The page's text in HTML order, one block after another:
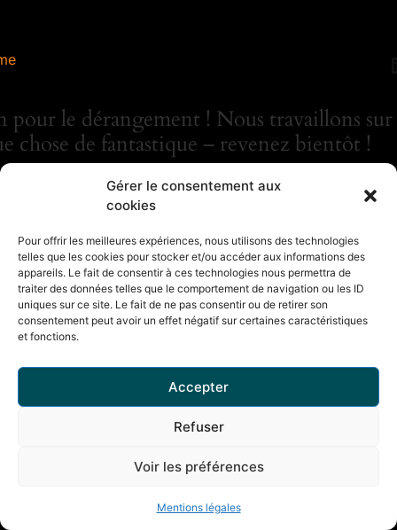
Gérer le consentement aux
cookies
Pour offrir les meilleures expériences, nous utilisons des technologies
telles que les cookies pour stocker et/ou accéder aux informations des
appareils. Le fait de consentir à ces technologies nous permettra de
traiter des données telles que le comportement de navigation ou les ID
uniques sur ce site. Le fait de ne pas consentir ou de retirer son
consentement peut avoir un effet négatif sur certaines caractéristiques
et fonctions.
Accepter
Refuser
Voir les préférences
Mentions légales
pour le dérangement ! Nous travaillons sur
chose de fantastique – revenez bientôt !